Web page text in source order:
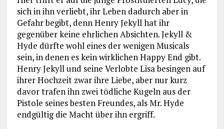
sich in ihn verliebt, ihr Leben dadurch aber in
Gefahr begibt, denn Henry Jekyll hat ihr
gegenüber keine ehrlichen Absichten. Jekyll &
Hyde dürfte wohl eines der wenigen Musicals
sein, in denen es kein wirklichen Happy End gibt.
Henry Jekyll und seine Verlobte Lisa besingen auf
ihrer Hochzeit zwar ihre Liebe, aber nur kurz
davor trafen ihn zwei tödliche Kugeln aus der
Pistole seines besten Freundes, als Mr. Hyde
endgültig die Macht über ihn ergriff.